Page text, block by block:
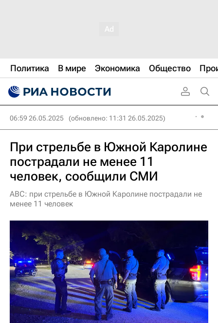
Политика В мире Экономика Общество
06:59 26.05.2025 (обновлено: 11:31 26.05.2025)
При стрельбе в Южной Каролине
пострадали не менее 11
человек, сообщили СМИ
ABC: при стрельбе в Южной Каролине пострадали не
менее 11 человек